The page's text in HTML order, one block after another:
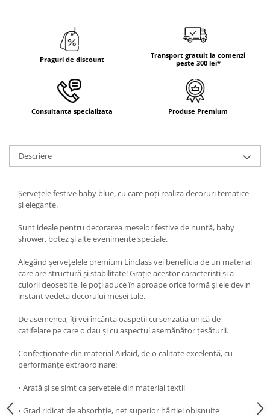
DECOR TOAMNA
DECOR IARNA
TEMATICA CULINARA
DECOR MOS NICOLAE
TEMATICA FLORALA
Praguri de discount
Transport gratuit la comenzi
peste 300 lei*
Consultanta specializata Produse Premium
Descriere
Șervețele festive baby blue, cu care poți realiza decoruri tematice
şi elegante.
Sunt ideale pentru decorarea meselor festive de nuntă, baby
shower, botez și alte evenimente speciale.
Alegând șervețelele premium Linclass vei beneficia de un material
care are structură și stabilitate! Grație acestor caracteristi și a
culorii deosebite, le poți aduce în aproape orice formă și ele devin
instant vedeta decorului mesei tale.
De asemenea, îți vei încânta oaspeții cu senzația unică de
catifelare pe care o dau și cu aspectul asemănător țesăturii.
Confecționate din material Airlaid, de o calitate excelentă, cu
performanțe extraordinare:
• Arată și se simt ca șervetele din material textil
• Grad ridicat de absorbție, net superior hârtiei obișnuite